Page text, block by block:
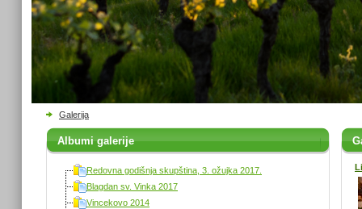
Galerija
Albumi galerije
Redovna godišnja skupština, 3. ožujka 2017.
Blagdan sv. Vinka 2017
Vincekovo 2014